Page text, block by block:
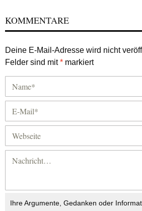
KOMMENTARE
Deine E-Mail-Adresse wird nicht
Felder sind mit* markiert
Ihre Argumente, Gedanken oder